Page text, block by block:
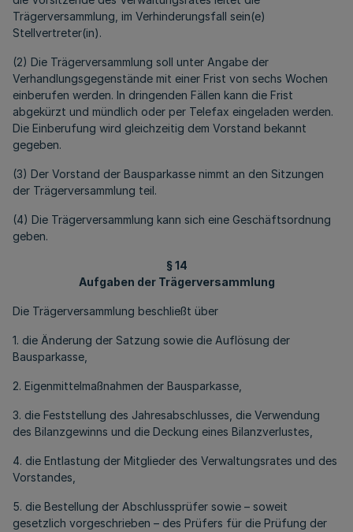
Trägerversammlung, im Verhinderungsfall sein(e)
Stellvertreter(in).
(2) Die Trägerversammlung soll unter Angabe der
Verhandlungsgegenstände mit einer Frist von sechs Wochen
einberufen werden. In dringenden Fällen kann die Frist
abgekürzt und mündlich oder per Telefax eingeladen werden.
Die Einberufung wird gleichzeitig dem Vorstand bekannt
gegeben.
(3) Der Vorstand der Bausparkasse nimmt an den Sitzungen
der Trägerversammlung teil.
(4) Die Trägerversammlung kann sich eine Geschäftsordnung
geben.
§ 14
Aufgaben der Trägerversammlung
Die Trägerversammlung beschließt über
1. die Änderung der Satzung sowie die Auflösung der
Bausparkasse,
2. Eigenmittelmaßnahmen der Bausparkasse,
3. die Feststellung des Jahresabschlusses, die Verwendung
des Bilanzgewinns und die Deckung eines Bilanzverlustes,
4. die Entlastung der Mitglieder des Verwaltungsrates und des
Vorstandes,
5. die Bestellung der Abschlussprüfer sowie – soweit
gesetzlich vorgeschrieben – des Prüfers für die Prüfung der